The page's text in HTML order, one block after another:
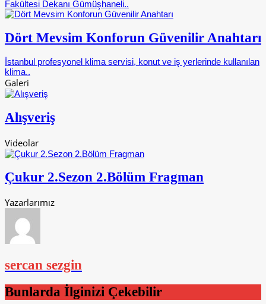
Fakültesi Dekanı Gümüşhaneli..
Dört Mevsim Konforun Güvenilir Anahtarı
İstanbul profesyonel klima servisi, konut ve iş yerlerinde kullanılan
klima..
Galeri
Alışveriş
Videolar
Çukur 2.Sezon 2.Bölüm Fragman
Yazarlarımız
sercan sezgin
Bunlarda İlginizi Çekebilir